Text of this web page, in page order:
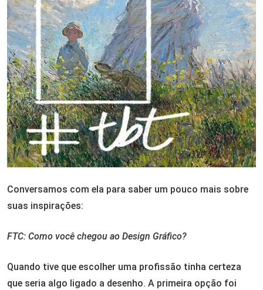
Conversamos com ela para saber um pouco mais sobre
suas inspirações:
FTC: Como você chegou ao Design Gráfico?
Quando tive que escolher uma profissão tinha certeza
que seria algo ligado a desenho. A primeira opção foi